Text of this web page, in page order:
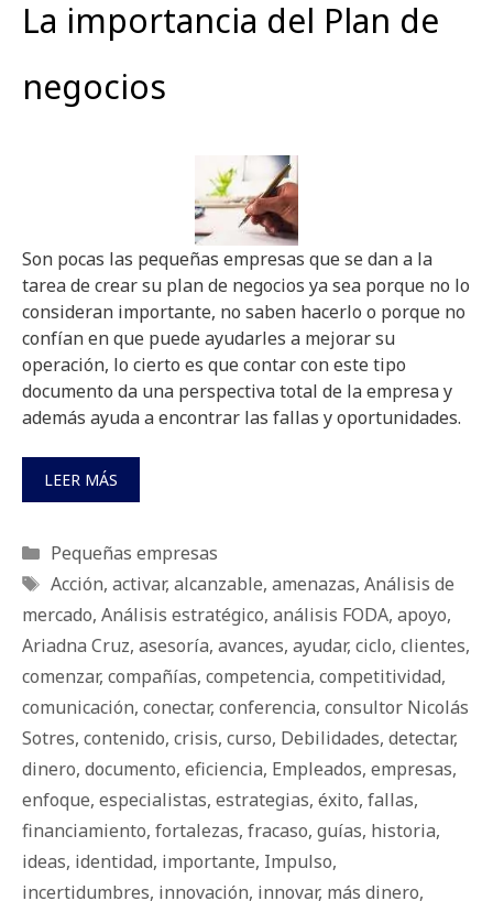
La importancia del Plan de
negocios
Son pocas las pequeñas empresas que se dan a la
tarea de crear su plan de negocios ya sea porque no lo
consideran importante, no saben hacerlo o porque no
confían en que puede ayudarles a mejorar su
operación, lo cierto es que contar con este tipo
documento da una perspectiva total de la empresa y
además ayuda a encontrar las fallas y oportunidades.
LEER MÁS
Categorías
Pequeñas empresas
Etiquetas
Acción, activar, alcanzable, amenazas, Análisis de
mercado, Análisis estratégico, análisis FODA, apoyo,
Ariadna Cruz, asesoría, avances, ayudar, ciclo, clientes,
comenzar, compañías, competencia, competitividad,
comunicación, conectar, conferencia, consultor Nicolás
Sotres, contenido, crisis, curso, Debilidades, detectar,
dinero, documento, eficiencia, Empleados, empresas,
enfoque, especialistas, estrategias, éxito, fallas,
financiamiento, fortalezas, fracaso, guías, historia,
ideas, identidad, importante, Impulso,
incertidumbres, innovación, innovar, más dinero,